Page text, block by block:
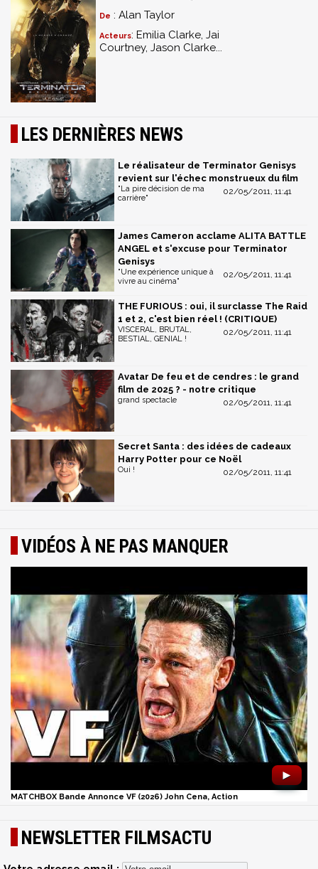
De : Alan Taylor
Acteurs: Emilia Clarke, Jai
Courtney, Jason Clarke...
LES DERNIÈRES NEWS
Le réalisateur de Terminator Genisys
revient sur l'échec monstrueux du film
02/05/2011, 11:41
"La pire décision de ma
carrière"
James Cameron acclame ALITA BATTLE
ANGEL et s'excuse pour Terminator
Genisys
02/05/2011, 11:41
"Une expérience unique à
vivre au cinéma"
THE FURIOUS : oui, il surclasse The Raid
1 et 2, c'est bien réel ! (CRITIQUE)
02/05/2011, 11:41
VISCERAL, BRUTAL,
BESTIAL, GENIAL !
Avatar De feu et de cendres : le grand
film de 2025 ? - notre critique
02/05/2011, 11:41
grand spectacle
Secret Santa : des idées de cadeaux
Harry Potter pour ce Noël
02/05/2011, 11:41
Oui !
VIDÉOS À NE PAS MANQUER
►
MATCHBOX Bande Annonce VF (2026) John Cena, Action
NEWSLETTER FILMSACTU